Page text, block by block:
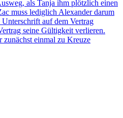
als Tanja ihm plötzlich einen
muss lediglich Alexander darum
Unterschrift auf dem Vertrag
seine Gültigkeit verlieren.
zunächst einmal zu Kreuze